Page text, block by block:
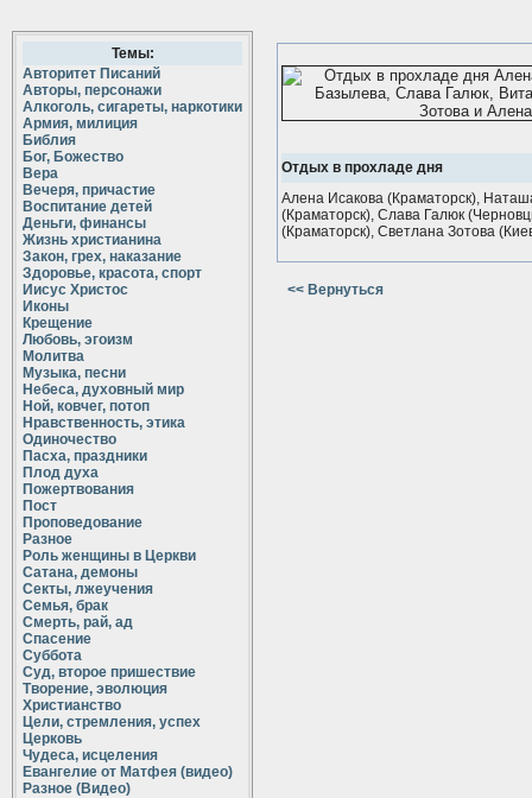
Темы:
Авторитет Писаний
Авторы, персонажи
Алкоголь, сигареты, наркотики
Армия, милиция
Библия
Бог, Божество
Вера
Вечеря, причастие
Воспитание детей
Деньги, финансы
Жизнь христианина
Закон, грех, наказание
Здоровье, красота, спорт
Иисус Христос
Иконы
Крещение
Любовь, эгоизм
Молитва
Музыка, песни
Небеса, духовный мир
Ной, ковчег, потоп
Нравственность, этика
Одиночество
Пасха, праздники
Плод духа
Пожертвования
Пост
Проповедование
Разное
Роль женщины в Церкви
Сатана, демоны
Секты, лжеучения
Семья, брак
Смерть, рай, ад
Спасение
Суббота
Суд, второе пришествие
Творение, эволюция
Христианство
Цели, стремления, успех
Церковь
Чудеса, исцеления
Евангелие от Матфея (видео)
Разное (Видео)
Отдых в прохладе дня
Алена Исакова (Краматорск),
(Краматорск), Слава Галюк
(Краматорск), Светлана Зотова
<< Вернуться